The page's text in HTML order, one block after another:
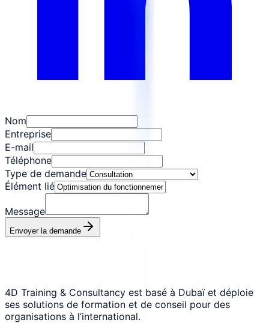
Nom
Entreprise
E-mail
Téléphone
Type de demande
Élément lié
Message
Envoyer la demande
4D Training & Consultancy est basé à Dubaï et déploie
ses solutions de formation et de conseil pour des
organisations à l’international.